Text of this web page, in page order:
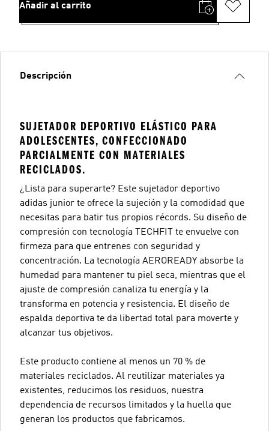
Añadir al carrito
Descripción
SUJETADOR DEPORTIVO ELÁSTICO PARA
ADOLESCENTES, CONFECCIONADO
PARCIALMENTE CON MATERIALES
RECICLADOS.
¿Lista para superarte? Este sujetador deportivo
adidas junior te ofrece la sujeción y la comodidad que
necesitas para batir tus propios récords. Su diseño de
compresión con tecnología TECHFIT te envuelve con
firmeza para que entrenes con seguridad y
concentración. La tecnología AEROREADY absorbe la
humedad para mantener tu piel seca, mientras que el
ajuste de compresión canaliza tu energía y la
transforma en potencia y resistencia. El diseño de
espalda deportiva te da libertad total para moverte y
alcanzar tus objetivos.
Este producto contiene al menos un 70 % de
materiales reciclados. Al reutilizar materiales ya
existentes, reducimos los residuos, nuestra
dependencia de recursos limitados y la huella que
generan los productos que fabricamos.